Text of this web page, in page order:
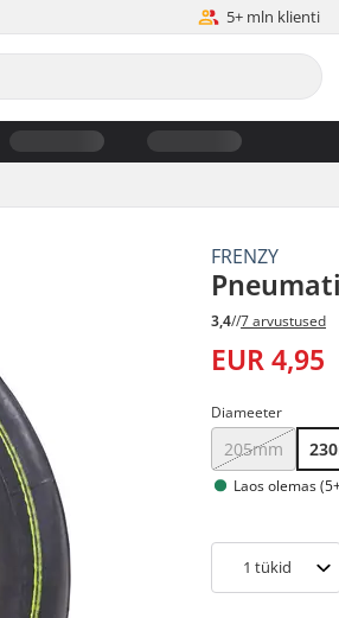
5+ mln klienti
FRENZY
3,4//7 arvustused
EUR 4,95
Diameeter
205mm
Laos olemas
1 tükid